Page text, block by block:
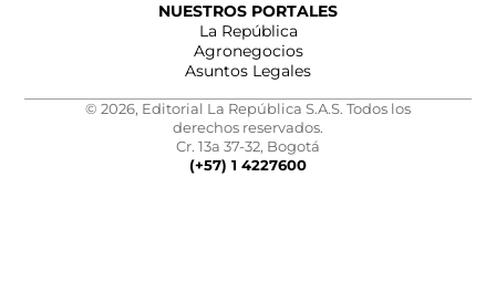
NUESTROS PORTALES
La República
Agronegocios
Asuntos Legales
© 2026, Editorial La República S.A.S. Todos los
derechos reservados.
Cr. 13a 37-32, Bogotá
(+57) 1 4227600